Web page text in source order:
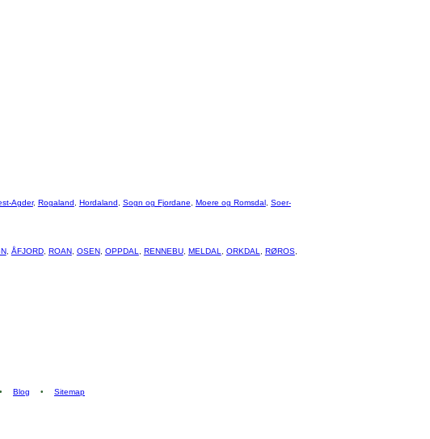
Agder, Rogaland Hordaland Sogn og Fjordane Moere og Romsdal, Soer-
, ÅFJORD, ROAN, OSEN, OPPDAL RENNEBU, MELDAL ORKDAL RØROS,
• Blog • Sitemap